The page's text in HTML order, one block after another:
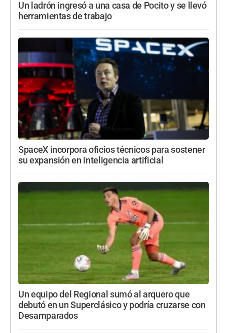
Un ladrón ingresó a una casa de Pocito y se llevó
herramientas de trabajo
SpaceX incorpora oficios técnicos para sostener
su expansión en inteligencia artificial
Un equipo del Regional sumó al arquero que
debutó en un Superclásico y podría cruzarse con
Desamparados